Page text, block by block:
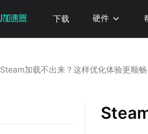
下载 硬件
Steam加载不出来？这样优化体验更顺畅